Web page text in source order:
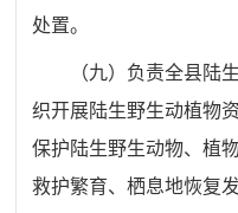
处置。
（九）负责全县陆
织开展陆生野生动植物
保护陆生野生动物、植
救护繁育、栖息地恢复